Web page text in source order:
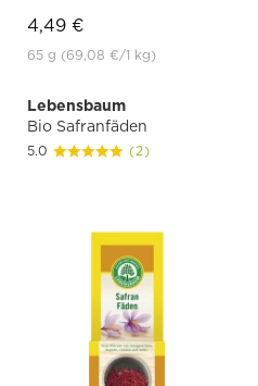
4,49 €
65 g (69,08 €/1 kg)
Lebensbaum
Bio Safranfäden
5.0 (2)